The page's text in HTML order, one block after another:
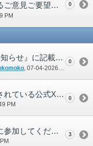
フォーラム：サイトに関するご意見ご要望について
PM
0
『7月バージョンアップのお知らせ』に記載のアンバスケードについてCL表記ではなくIL表記となっている
‎, 07-04-2026 12:01 PM
0
公式サイト上部からリンクされている公式Xアカウントのリンク先URLがtwitter.comだが先日からこのドメインは半無効になっている
PM
0
運営さんもっとフォーラムに参加してください！ 3